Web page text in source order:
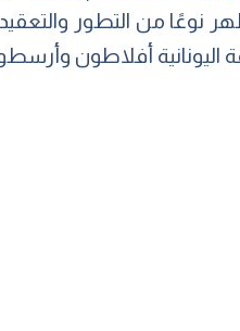
نوعًا من التطور
اليونانية أفلاطون